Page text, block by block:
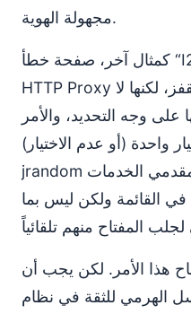
مجهولة الهوية.
كمثال آخر، صفحة خطأ “I2P Site Unknown” في
HTTP Proxy تعرض قائمة ببعض خدمات القفز، لكنها لا
وجه التحديد، والأمر
واحدة (أو عدم الاختيار).
jrandom سيقول أننا نثق في مقدمي الخدمات
في القائمة ولكن ليس بما
هذا الأمر. لكن يجب أن
الهرمي للثقة في نظام